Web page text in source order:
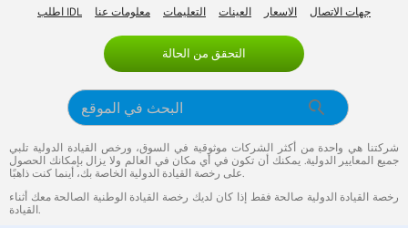
اطلب IDL معلومات عنا التعليمات العينات الاسعار جهات الاتصال
التحقق من الحالة
شركتنا هي واحدة من أكثر الشركات موثوقية في السوق، ورخص القيادة الدولية تلبي
جميع المعايير الدولية. يمكنك أن تكون في أي مكان في العالم ولا يزال بإمكانك الحصول
على رخصة القيادة الدولية الخاصة بك، أينما كنت ذاهبًا.
رخصة القيادة الدولية صالحة فقط إذا كان لديك رخصة القيادة الوطنية الصالحة معك أثناء
القيادة.